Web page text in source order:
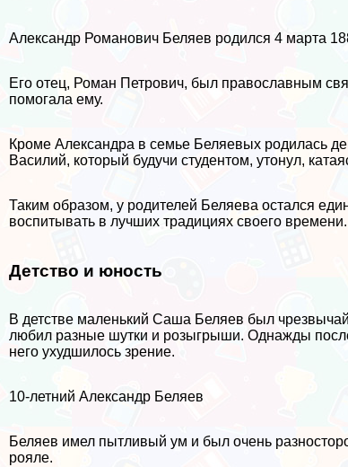
Александр Романович Беляев родился 4 марта
Его отец, Роман Петрович, был православным
помогала ему.
Кроме Александра в семье Беляевых родилась
Василий, который будучи студентом, утонул,
Таким образом, у родителей Беляева остался
воспитывать в лучших традициях своего времени.
Детство и юность
В детстве маленький Саша Беляев был
любил разные шутки и розыгрыши. Однажды
него ухудшилось зрение.
10-летний Александр Беляев
Беляев имел пытливый ум и был очень
рояле.